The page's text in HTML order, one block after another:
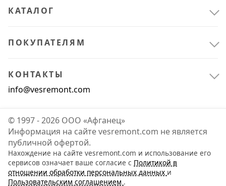
КАТАЛОГ
ПОКУПАТЕЛЯМ
КОНТАКТЫ
info@vesremont.com
© 1997 - 2026 ООО «Афганец»
Информация на сайте vesremont.com не является
публичной офертой.
Нахождение на сайте vesremont.com и использование его
сервисов означает ваше согласие с Политикой в
отношении обработки персональных данных и
Пользовательским соглашением .